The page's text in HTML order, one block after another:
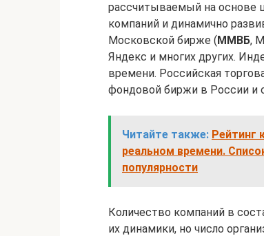
рассчитываемый на основе
компаний и динамично
Московской бирже (ММВБ,
Яндекс и многих других.
времени. Российская
фондовой биржи в России и
Читайте также: Рейтинг
реальном времени.
популярности
Количество компаний в
их динамики, но число